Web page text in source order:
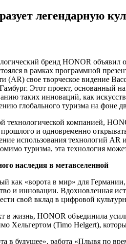
легендарную
бренд HONOR объявил о
в рамках программной
(AR) свое творческое видение
Этот проект, основанный
таких инноваций, как
глобального туризма на
технологической компанией,
и одновременно
использования технологий AR
туризма, эта технология
наследия в метавселенной
как «ворота в мир» для
и инновации. Вдохновленная
свой вклад в цифровой
в жизнь, HONOR объединила
Хельгертом (Timo Helgert),
в будущее», работа «Плывя по